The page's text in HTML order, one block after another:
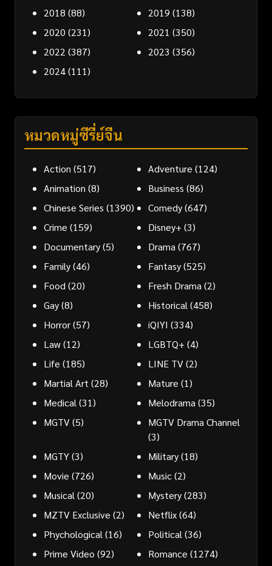
2018 (88) 2019 (138)
2020 (231) 2021 (350)
2022 (387) 2023 (356)
2024(111)
หมวดหมู่ซีรี่ย์จีน
Action (517) Adventure (124)
Animation (8) Business (86)
Chinese Series (1390) Comedy(647)
Crime (159) Disney+ (3)
Documentary(5) Drama (767)
Family(46) Fantasy(525)
Food (20) Fresh Drama (2)
Gay(8) Historical (458)
Horror(57) iQIYI (334)
Law(12) LGBTQ+ (4)
Life (185) LINE TV(2)
Martial Art (28) Mature (1)
Medical (31) Melodrama (35)
MGTV(5)
MGTV Drama Channel
(3)
MGTY(3) Military(18)
Movie (726) Music(2)
Musical (20) Mystery(283)
MZTV Exclusive (2) Netflix(64)
Phychological (16) Political (36)
Prime Video (92) Romance (1274)